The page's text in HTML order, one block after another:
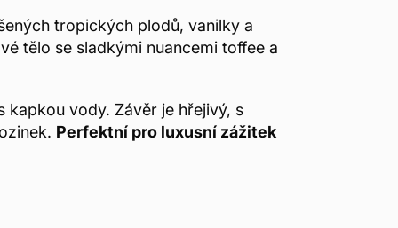
tropických plodů, vanilky a
tělo se sladkými nuancemi toffee a
kapkou vody. Závěr je hřejivý, s
Perfektní pro luxusní zážitek